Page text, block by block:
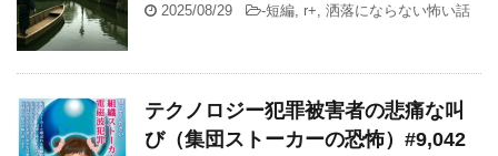
2025/08/29 -短編 r+ 洒落にならない怖い話
テクノロジー犯罪被害者の悲痛な叫
び（集団ストーカーの恐怖）#9,042